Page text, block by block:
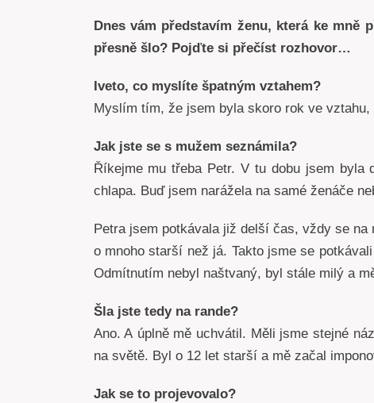
Dnes vám představím ženu, která ke
přesně šlo? Pojďte si přečíst rozhovor…
Iveto, co myslíte špatným vztahem?
Myslím tím, že jsem byla skoro rok ve
Jak jste se s mužem seznámila?
Říkejme mu třeba Petr. V tu dobu jsem
chlapa. Buď jsem narážela na samé ženáče
Petra jsem potkávala již delší čas, vždy se
o mnoho starší než já. Takto jsme se
Odmítnutím nebyl naštvaný, byl stále milý a
Šla jste tedy na rande?
Ano. A úplně mě uchvátil. Měli jsme stejné
na světě. Byl o 12 let starší a mě začal
Jak se to projevovalo?